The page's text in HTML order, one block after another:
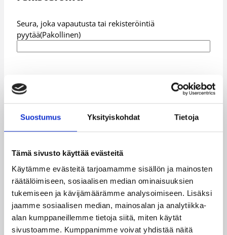
Suostumus Yksityiskohdat Tietoja
Tämä sivusto käyttää evästeitä
Käytämme evästeitä tarjoamamme sisällön ja mainosten
räätälöimiseen, sosiaalisen median ominaisuuksien
tukemiseen ja kävijämäärämme analysoimiseen. Lisäksi
jaamme sosiaalisen median, mainosalan ja analytiikka-
alan kumppaneillemme tietoja siitä, miten käytät
sivustoamme. Kumppanimme voivat yhdistää näitä
Seura, joka vapautusta tai rekisteröintiä
pyytää(Pakollinen)
Naisten I divisioona
Nuorten SM-sarja tai -karsinta
Pelaaja on
(Pakollinen)
uusi pelaaja Suomessa
alle 18-vuotias uusi pelaaja Suomessa
edellisellä kaudella Suomessa pelannut pelaaja
suoraan USA:n yliopistosta tullut pelaaja